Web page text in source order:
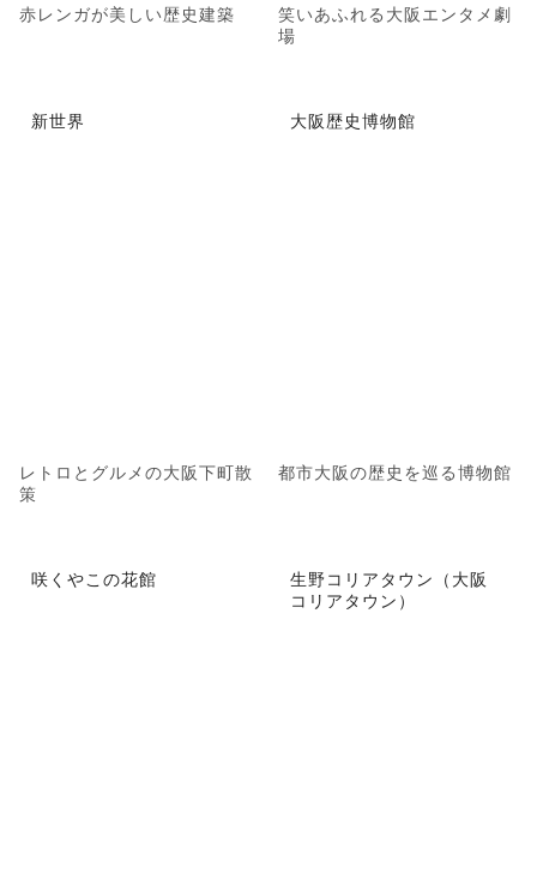
赤レンガが美しい歴史建築
笑いあふれる大阪エンタメ劇
場
新世界
レトロとグルメの大阪下町散
策
大阪歴史博物館
都市大阪の歴史を巡る博物館
咲くやこの花館
生野コリアタウン（大阪
コリアタウン）